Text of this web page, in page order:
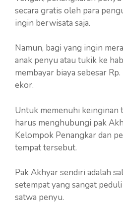
secara gratis oleh para
ingin berwisata saja.
Namun, bagi yang ingin
anak penyu atau tukik ke
membayar biaya sebesar
ekor.
Untuk memenuhi keinginan
harus menghubungi pak
Kelompok Penangkar dan
tempat tersebut.
Pak Akhyar sendiri adalah
setempat yang sangat
satwa penyu.